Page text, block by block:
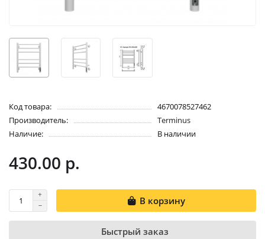
Код товара:
4670078527462
Производитель:
Terminus
Наличие:
В наличии
430.00 р.
В корзину
Быстрый заказ